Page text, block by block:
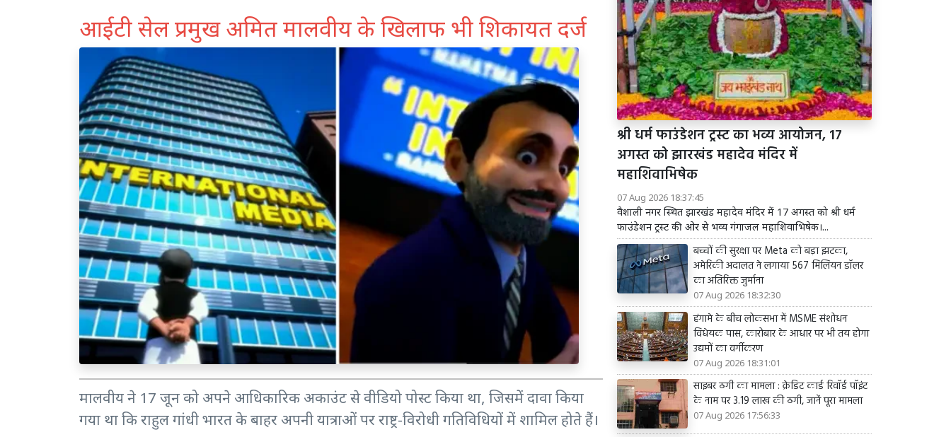
आईटी सेल प्रमुख अमित मालवीय के खिलाफ भी शिकायत दर्ज
मालवीय ने 17 जून को अपने आधिकारिक अकाउंट से वीडियो पोस्ट किया था, जिसमें दावा किया
गया था कि राहुल गांधी भारत के बाहर अपनी यात्राओं पर राष्ट्र-विरोधी गतिविधियों में शामिल होते हैं।
श्री धर्म फाउंडेशन ट्रस्ट का भव्य आयोजन, 17
अगस्त को झारखंड महादेव मंदिर में
महाशिवाभिषेक
07 Aug 2026 18:37:45
वैशाली नगर स्थित झारखंड महादेव मंदिर में 17 अगस्त को श्री धर्म
फाउंडेशन ट्रस्ट की ओर से भव्य गंगाजल महाशिवाभिषेक।...
बच्चों की सुरक्षा पर Meta को बड़ा झटका,
अमेरिकी अदालत ने लगाया 567 मिलियन डॉलर
का अतिरिक्त जुर्माना
07 Aug 2026 18:32:30
हंगामे के बीच लोकसभा में MSME संशोधन
विधेयक पास, कारोबार के आधार पर भी तय होगा
उद्यमों का वर्गीकरण
07 Aug 2026 18:31:01
साइबर ठगी का मामला : क्रेडिट कार्ड रिवॉर्ड पॉइंट
के नाम पर 3.19 लाख की ठगी, जानें पूरा मामला
07 Aug 2026 17:56:33